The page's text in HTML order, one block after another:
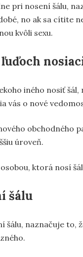
pri nosení šálu,
no ak sa cítite
kvôli sexu.
iného nosiť
vás o nové
obchodného
úroveň.
ktorá nosí
šálu
šálu, naznačuje to,